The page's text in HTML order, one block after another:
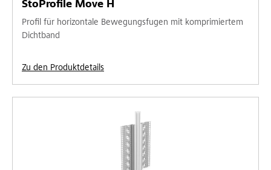
StoProfile Move H
Profil für horizontale Bewegungsfugen mit komprimiertem
Dichtband
Zu den Produktdetails